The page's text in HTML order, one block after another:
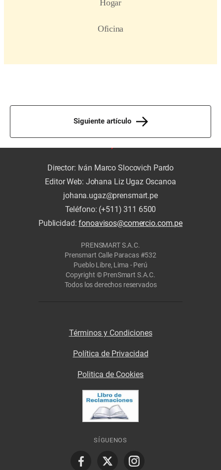
Siguiente artículo
Director: Iván Marco Slocovich Pardo
Editor Web: Johana Liz Ugaz Oscanoa
johana.ugaz@prensmart.pe
Teléfono: (+511) 311 6500
Publicidad:fonoavisos@comercio.com.pe
PRENSMART S.A.C.
Prensmart Calle Paracas #532
Pueblo Libre, Lima - Perú
Copyright © PrenSmart S.A.C.
Todos los derechos reservados
Términos y Condiciones
Política de Privacidad
Politica de Cookies
SÍGUENOS